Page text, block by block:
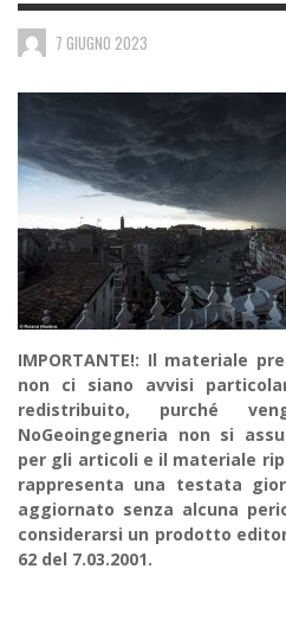
7 GIUGNO 2023
IMPORTANTE!: Il materiale
non ci siano avvisi
redistribuito, purché
NoGeoingegneria non si
per gli articoli e il materiale
rappresenta una testata
aggiornato senza alcuna
considerarsi un prodotto
62 del 7.03.2001.